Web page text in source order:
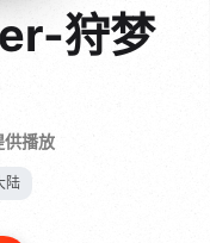
狩梦
播放
陆